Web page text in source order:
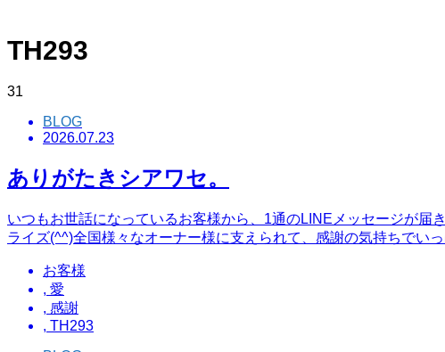
TH293
31
BLOG
2026.07.23
ありがたきシアワセ。
いつもお世話になっているお客様から、1通のLINEメッセージが
ライズ(^^)全国様々なオーナー様に支えられて、感謝の気持ちでい
お客様
, 愛
, 感謝
, TH293